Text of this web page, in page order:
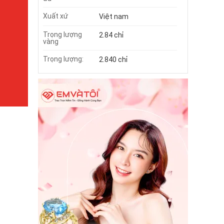
Xuất xứ Việt nam
Trọng lượng
vàng
2.84 chỉ
Trọng lượng: 2.840 chỉ